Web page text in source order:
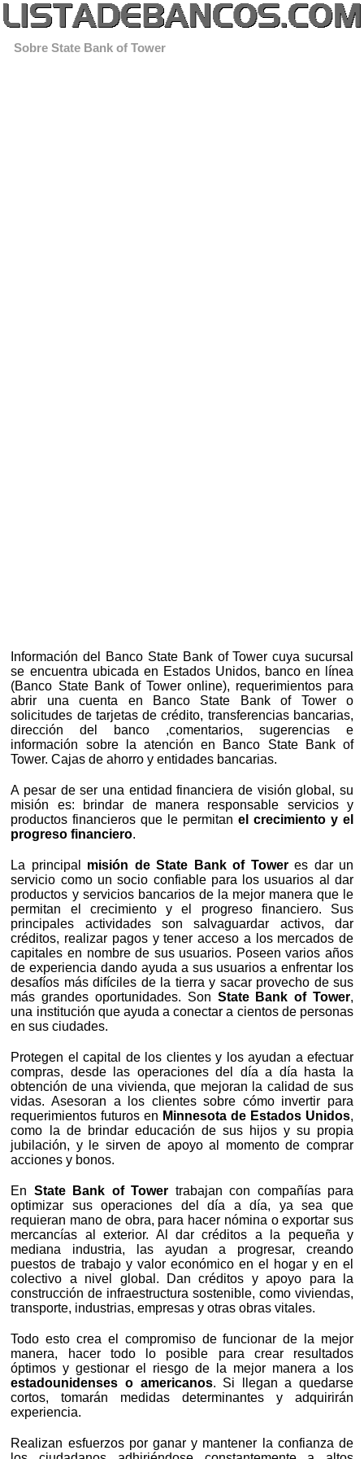
Sobre State Bank of Tower
Información del Banco State Bank of Tower cuya sucursal
se encuentra ubicada en Estados Unidos, banco en línea
(Banco State Bank of Tower online), requerimientos para
abrir una cuenta en Banco State Bank of Tower o
solicitudes de tarjetas de crédito, transferencias bancarias,
dirección del banco ,comentarios, sugerencias e
información sobre la atención en Banco State Bank of
Tower. Cajas de ahorro y entidades bancarias.
A pesar de ser una entidad financiera de visión global, su
misión es: brindar de manera responsable servicios y
productos financieros que le permitanel crecimiento y el
progreso financiero.
La principal misión de State Bank of Toweres dar un
servicio como un socio confiable para los usuarios al dar
productos y servicios bancarios de la mejor manera que le
permitan el crecimiento y el progreso financiero. Sus
principales actividades son salvaguardar activos, dar
créditos, realizar pagos y tener acceso a los mercados de
capitales en nombre de sus usuarios. Poseen varios años
de experiencia dando ayuda a sus usuarios a enfrentar los
desafíos más difíciles de la tierra y sacar provecho de sus
más grandes oportunidades. Son State Bank of Tower,
una institución que ayuda a conectar a cientos de personas
en sus ciudades.
Protegen el capital de los clientes y los ayudan a efectuar
compras, desde las operaciones del día a día hasta la
obtención de una vivienda, que mejoran la calidad de sus
vidas. Asesoran a los clientes sobre cómo invertir para
requerimientos futuros en Minnesota de Estados Unidos,
como la de brindar educación de sus hijos y su propia
jubilación, y le sirven de apoyo al momento de comprar
acciones y bonos.
En State Bank of Tower trabajan con compañías para
optimizar sus operaciones del día a día, ya sea que
requieran mano de obra, para hacer nómina o exportar sus
mercancías al exterior. Al dar créditos a la pequeña y
mediana industria, las ayudan a progresar, creando
puestos de trabajo y valor económico en el hogar y en el
colectivo a nivel global. Dan créditos y apoyo para la
construcción de infraestructura sostenible, como viviendas,
transporte, industrias, empresas y otras obras vitales.
Todo esto crea el compromiso de funcionar de la mejor
manera, hacer todo lo posible para crear resultados
óptimos y gestionar el riesgo de la mejor manera a los
estadounidenses o americanos. Si llegan a quedarse
cortos, tomarán medidas determinantes y adquirirán
experiencia.
Realizan esfuerzos por ganar y mantener la confianza de